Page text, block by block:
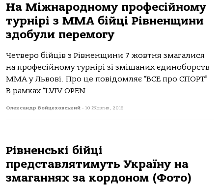
На Міжнародному професійному
турнірі з ММА бійці Рівненщини
здобули перемогу
Четверо бійців з Рівненщини 7 жовтня змагалися
на професійному турнірі зі змішаних єдиноборств
ММА у Львові. Про це повідомляє “ВСЕ про СПОРТ”
В рамках “LVIV OPEN...
Олександр Войцеховський - 10 Жовтня, 2018
Рівненські бійці
представлятимуть Україну на
змаганнях за кордоном (Фото)